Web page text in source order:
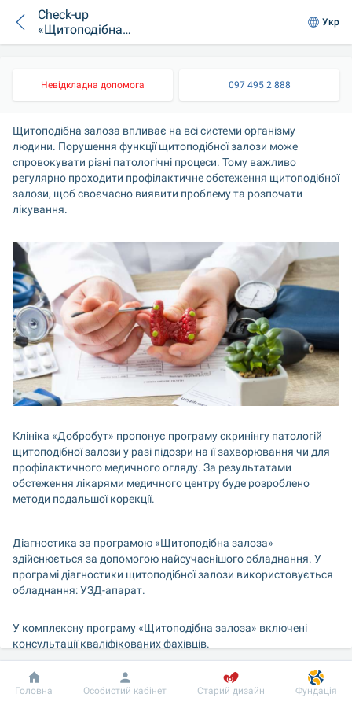
Check-up
«Щитоподібна
залоза» для дітей
Укр
Невідкладна допомога 097 495 2 888
Щитоподібна залоза впливає на всі системи організму
людини. Порушення функції щитоподібної залози може
спровокувати різні патологічні процеси. Тому важливо
регулярно проходити профілактичне обстеження щитоподібної
залози, щоб своєчасно виявити проблему та розпочати
лікування.
Клініка «Добробут» пропонує програму скринінгу патологій
щитоподібної залози у разі підозри на її захворювання чи для
профілактичного медичного огляду. За результатами
обстеження лікарями медичного центру буде розроблено
методи подальшої корекції.
Діагностика за програмою «Щитоподібна залоза»
здійснюється за допомогою найсучаснішого обладнання. У
програмі діагностики щитоподібної залози використовується
обладнання: УЗД-апарат.
У комплексну програму «Щитоподібна залоза» включені
консультації кваліфікованих фахівців.
Термін дії програми: 1 місяць від моменту оплати.
Добробут Інформація Пацієнту
Головна Особистий кабінет Старий дизайн Фундація